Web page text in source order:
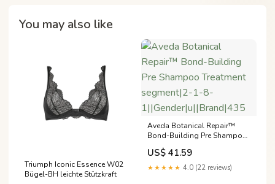
You may also like
Triumph Iconic Essence W02
Bügel-BH leichte Stützkraft
Aveda Botanical Repair™
Bond-Building Pre Shampoo
Treatment segment|2-1-8-
1||Gender|u||Brand|435
US$ 41.59
★★★★★ 4.0 (22 reviews)